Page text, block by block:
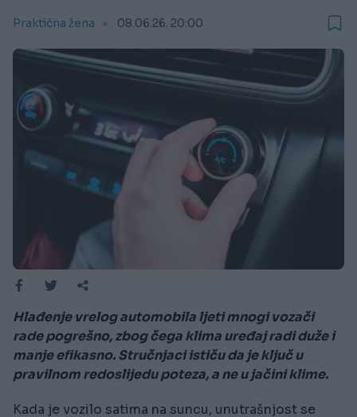
Praktična žena 08.06.26. 20:00
Hlađenje vrelog automobila ljeti mnogi vozači
rade pogrešno, zbog čega klima uređaj radi duže i
manje efikasno. Stručnjaci ističu da je ključ u
pravilnom redoslijedu poteza, a ne u jačini klime.
Kada je vozilo satima na suncu, unutrašnjost se